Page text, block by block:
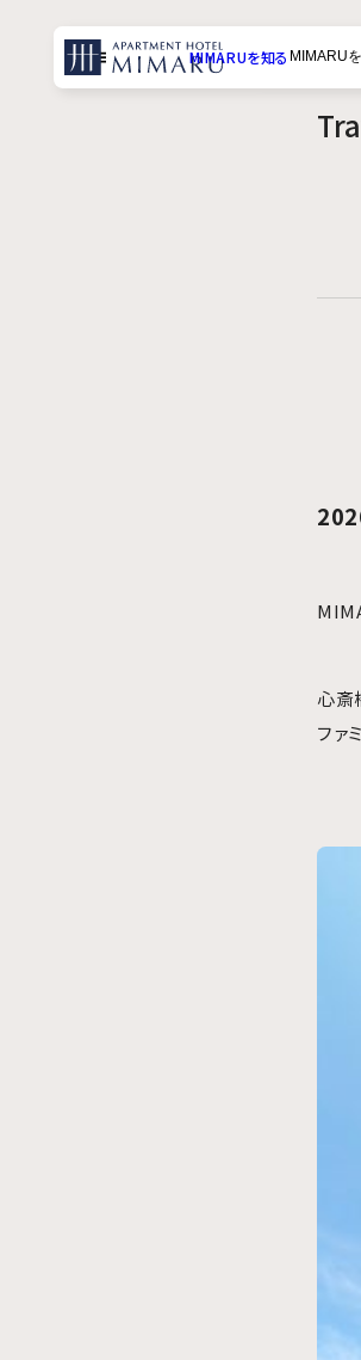
メニュー MIMARUを知る MIMARU
一覧
心斎
ファ